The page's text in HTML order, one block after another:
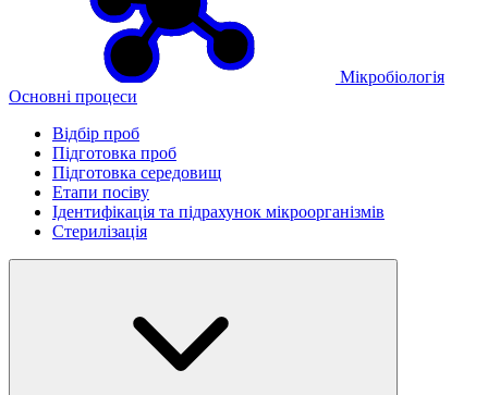
Мікробіологія
Основні процеси
Відбір проб
Підготовка проб
Підготовка середовищ
Етапи посіву
Ідентифікація та підрахунок мікроорганізмів
Стерилізація